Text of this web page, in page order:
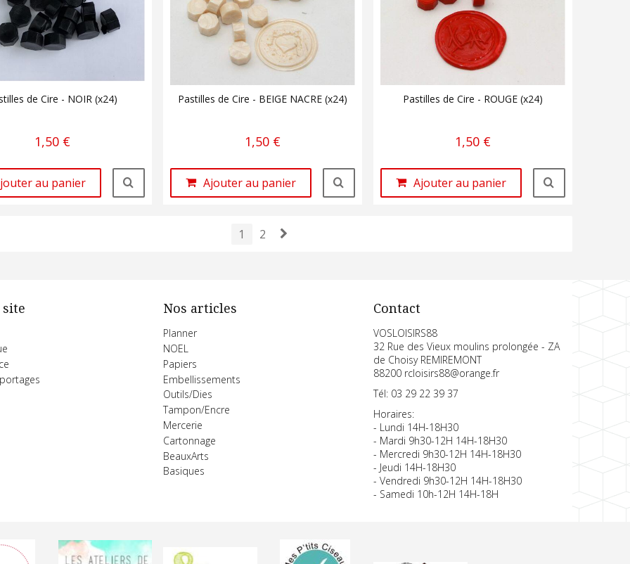
de Cire - NOIR (x24)
1,50 €
au panier
Pastilles de Cire - BEIGE NACRE (x24)
1,50 €
Ajouter au panier
Pastilles de Cire - ROUGE (x24)
1,50 €
Ajouter au panier
1 2
site Nos articles
Planner
NOEL
Papiers
Embellissements
Outils/Dies
Tampon/Encre
Mercerie
Cartonnage
BeauxArts
Basiques
Contact
VOSLOISIRS88
32 Rue des Vieux moulins prolongée - ZA
de Choisy REMIREMONT
88200 rcloisirs88@orange.fr
Tél: 03 29 22 39 37
Horaires:
- Lundi 14H-18H30
- Mardi 9h30-12H 14H-18H30
- Mercredi 9h30-12H 14H-18H30
- Jeudi 14H-18H30
- Vendredi 9h30-12H 14H-18H30
- Samedi 10h-12H 14H-18H